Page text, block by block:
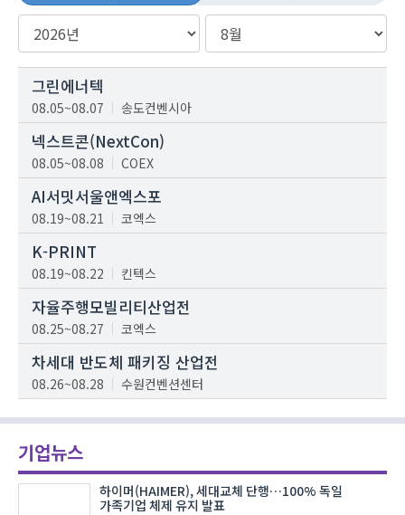
그린에너텍
08.05~08.07 송도컨벤시아
넥스트콘(NextCon)
08.05~08.08 COEX
AI서밋서울앤엑스포
08.19~08.21 코엑스
K-PRINT
08.19~08.22 킨텍스
자율주행모빌리티산업전
08.25~08.27 코엑스
차세대 반도체 패키징 산업전
08.26~08.28 수원컨벤션센터
기업뉴스
하이머(HAIMER), 세대교체 단행…100% 독일
가족기업 체제 유지 발표